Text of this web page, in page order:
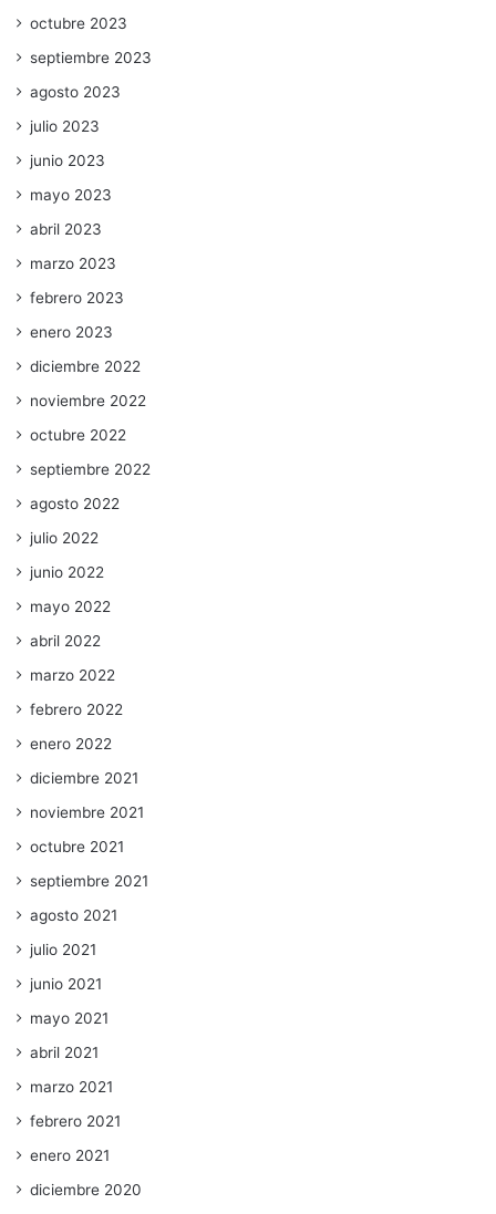
octubre 2023
septiembre 2023
agosto 2023
julio 2023
junio 2023
mayo 2023
abril 2023
marzo 2023
febrero 2023
enero 2023
diciembre 2022
noviembre 2022
octubre 2022
septiembre 2022
agosto 2022
julio 2022
junio 2022
mayo 2022
abril 2022
marzo 2022
febrero 2022
enero 2022
diciembre 2021
noviembre 2021
octubre 2021
septiembre 2021
agosto 2021
julio 2021
junio 2021
mayo 2021
abril 2021
marzo 2021
febrero 2021
enero 2021
diciembre 2020